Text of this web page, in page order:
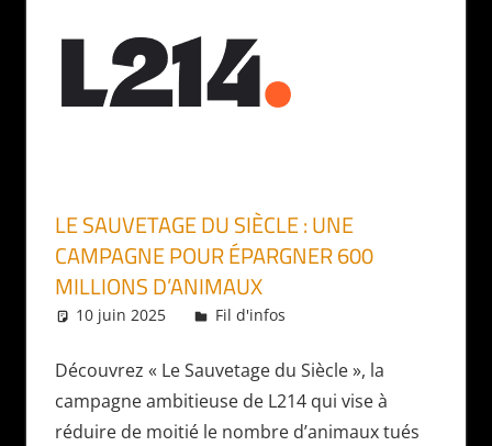
LE SAUVETAGE DU SIÈCLE : UNE
CAMPAGNE POUR ÉPARGNER 600
MILLIONS D’ANIMAUX
10 juin 2025 Daniel
Fil d'infos
Découvrez « Le Sauvetage du Siècle », la
campagne ambitieuse de L214 qui vise à
réduire de moitié le nombre d’animaux tués